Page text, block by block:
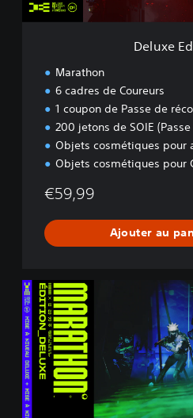
o
Deluxe
Marathon
6 cadres de Coureurs
1 coupon de Passe de
200 jetons de SOIE
Objets cosmétiques pour
Objets cosmétiques pour
€59,99
Ajouter au
M
s
e
à
n
v
e